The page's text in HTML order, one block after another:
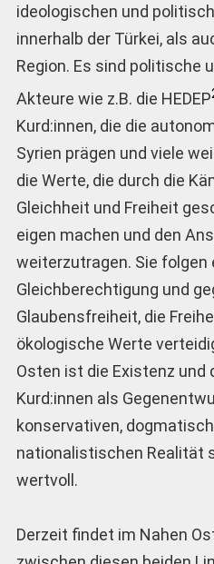
ideologischen und
innerhalb der Türkei, als
Region. Es sind politische
Akteure wie z.B. die HEDEP
Kurd:innen, die die
Syrien prägen und viele
die Werte, die durch die
Gleichheit und Freiheit
eigen machen und den
weiterzutragen. Sie folgen
Gleichberechtigung und
Glaubensfreiheit, die
ökologische Werte
Osten ist die Existenz und
Kurd:innen als
konservativen,
nationalistischen Realität
wertvoll.
Derzeit findet im Nahen